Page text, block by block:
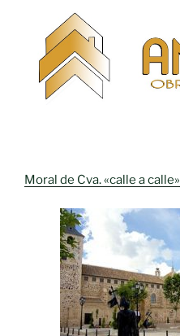
Moral de Cva. «calle a calle»